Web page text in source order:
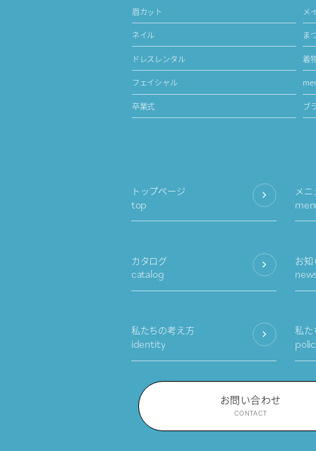
眉カット メ
ネイル ま
ドレスレンタル 着
フェイシャル
卒業式 ブ
トップページ
top
メニ
カタログ
catalog
お知
私たちの考え方
identity
私た
お問い合わせ
CONTACT